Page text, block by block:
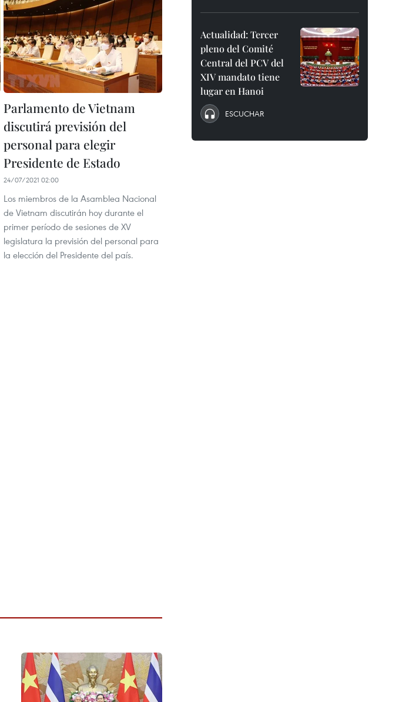
Parlamento de Vietnam
discutirá previsión del
personal para elegir
Presidente de Estado
24/07/2021 02:00
Los miembros de la Asamblea Nacional
de Vietnam discutirán hoy durante el
primer período de sesiones de XV
legislatura la previsión del personal para
la elección del Presidente del país.
Actualidad: Tercer
pleno del Comité
Central del PCV del
XIV mandato tiene
lugar en Hanoi
ESCUCHAR